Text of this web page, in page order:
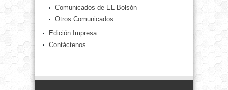
Comunicados de EL Bolsón
Otros Comunicados
Edición Impresa
Contáctenos